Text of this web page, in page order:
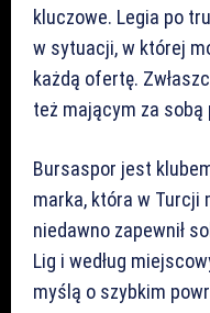
kluczowe. Legia po
w sytuacji, w której
każdą ofertę.
też mającym za
Bursaspor jest
marka, która w Turcji
niedawno zapewnił
Lig i według
myślą o szybkim